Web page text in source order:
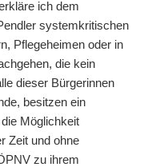
ich dem
systemkritischen
Pflegeheimen oder in
die kein
dieser Bürgerinnen
besitzen ein
Möglichkeit
Zeit und ohne
zu ihrem